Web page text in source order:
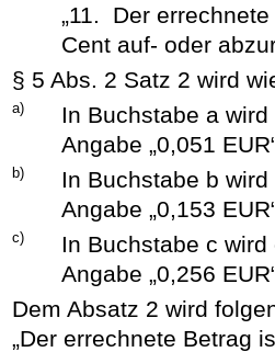
„11. Der
Cent auf- oder
§ 5 Abs. 2 Satz 2 wird
a)
In Buchstabe a wird
Angabe „0,051
b)
In Buchstabe b wird
Angabe „0,153
c)
In Buchstabe c wird
Angabe „0,256
Dem Absatz 2 wird
„Der errechnete Betrag